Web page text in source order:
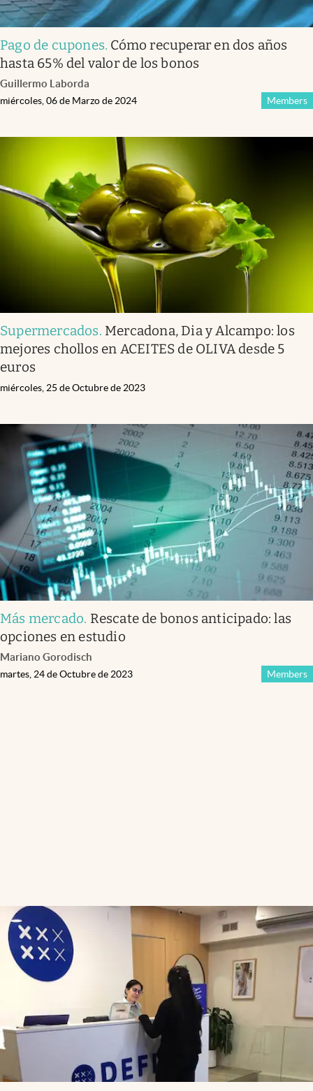
Pago de cupones. Cómo recuperar en dos años
hasta 65% del valor de los bonos
Guillermo Laborda
Members
miércoles, 06 de Marzo de 2024
Supermercados. Mercadona, Dia y Alcampo: los
mejores chollos en ACEITES de OLIVA desde 5
euros
miércoles, 25 de Octubre de 2023
Más mercado. Rescate de bonos anticipado: las
opciones en estudio
Mariano Gorodisch
Members
martes, 24 de Octubre de 2023